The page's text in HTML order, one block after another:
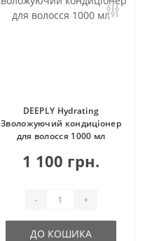
DEEPLY Hydrating
Зволожуючий кондиціонер
для волосся 1000 мл
1 100 грн.
- +
ДО КОШИКА